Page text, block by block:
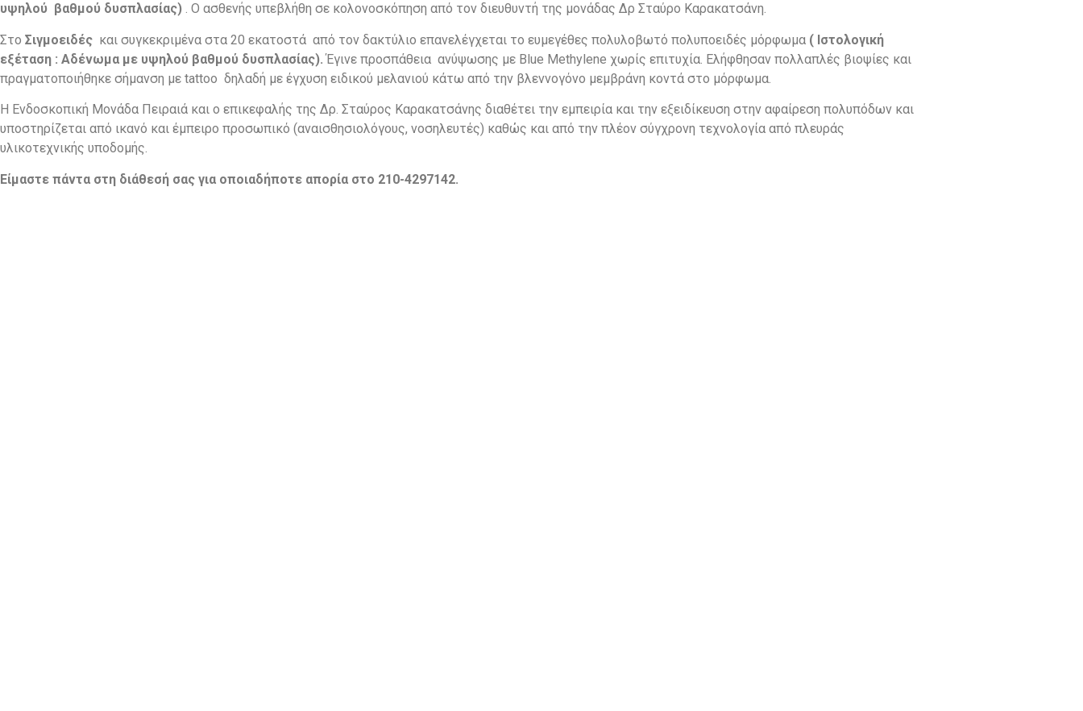
υψηλού βαθμού δυσπλασίας) . Ο ασθενής υπεβλήθη σε κολονοσκόπηση από τον διευθυντή της μονάδας Δρ Σταύρο Καρακατσάνη.
Στο Σιγμοειδές και συγκεκριμένα στα 20 εκατοστά από τον δακτύλιο επανελέγχεται το ευμεγέθες πολυλοβωτό πολυποειδές μόρφωμα ( Ιστολογική
εξέταση : Αδένωμα με υψηλού βαθμού δυσπλασίας).Έγινε προσπάθεια ανύψωσης με Blue Methylene χωρίς επιτυχία. Ελήφθησαν πολλαπλές βιοψίες και
πραγματοποιήθηκε σήμανση με tattoo δηλαδή με έγχυση ειδικού μελανιού κάτω από την βλεννογόνο μεμβράνη κοντά στο μόρφωμα.
Η Ενδοσκοπική Μονάδα Πειραιά και ο επικεφαλής της Δρ. Σταύρος Καρακατσάνης διαθέτει την εμπειρία και την εξειδίκευση στην αφαίρεση πολυπόδων και
υποστηρίζεται από ικανό και έμπειρο προσωπικό (αναισθησιολόγους, νοσηλευτές) καθώς και από την πλέον σύγχρονη τεχνολογία από πλευράς
υλικοτεχνικής υποδομής.
Είμαστε πάντα στη διάθεσή σας για οποιαδήποτε απορία στο 210-4297142.